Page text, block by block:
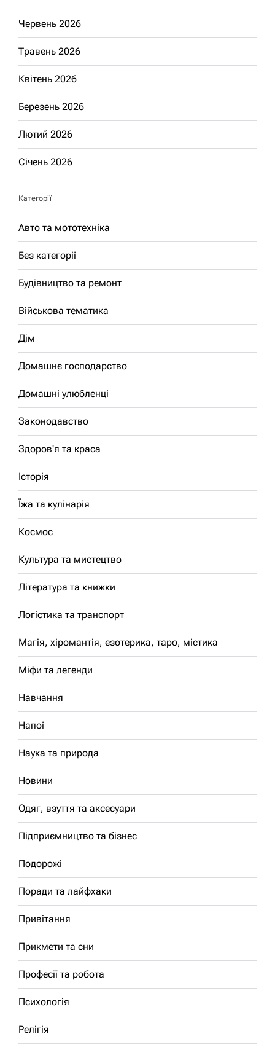
Червень 2026
Травень 2026
Квітень 2026
Березень 2026
Лютий 2026
Січень 2026
Категорії
Авто та мототехніка
Без категорії
Будівництво та ремонт
Військова тематика
Дім
Домашнє господарство
Домашні улюбленці
Законодавство
Здоров'я та краса
Історія
Їжа та кулінарія
Космос
Культура та мистецтво
Література та книжки
Логістика та транспорт
Магія, хіромантія, езотерика, таро, містика
Міфи та легенди
Навчання
Напої
Наука та природа
Новини
Одяг, взуття та аксесуари
Підприємництво та бізнес
Подорожі
Поради та лайфхаки
Привітання
Прикмети та сни
Професії та робота
Психологія
Релігія